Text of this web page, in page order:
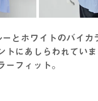
とホワイトのバイカ
トにあしらわれてい
フィット。